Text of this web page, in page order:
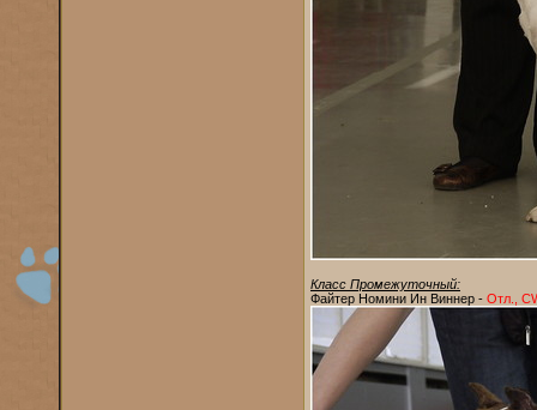
Класс Промежуточный:
Файтер Номини Ин Виннер - Отл.,